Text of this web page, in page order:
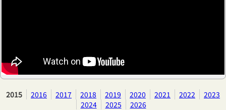
2015 2016 2017 2018 2019 2020 2021 2022
2023
2024
2025 2026